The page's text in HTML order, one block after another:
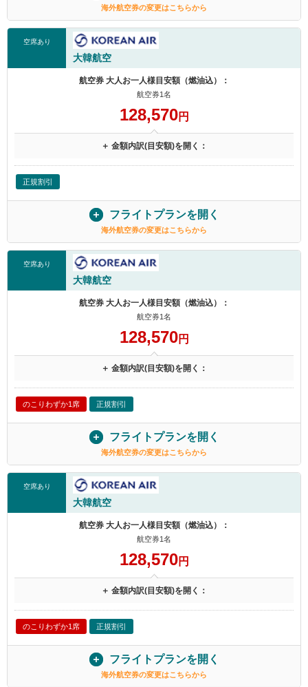
海外航空券の変更はこちらから
空席あり
大韓航空
航空券 大人お一人様目安額（燃油込）：
航空券1名
128,570円
＋ 金額内訳(目安額)を開く：
正規割引
フライトプランを開く
海外航空券の変更はこちらから
空席あり
大韓航空
航空券 大人お一人様目安額（燃油込）：
航空券1名
128,570円
＋ 金額内訳(目安額)を開く：
のこりわずか1席 正規割引
フライトプランを開く
海外航空券の変更はこちらから
空席あり
大韓航空
航空券 大人お一人様目安額（燃油込）：
航空券1名
128,570円
＋ 金額内訳(目安額)を開く：
のこりわずか1席 正規割引
フライトプランを開く
海外航空券の変更はこちらから